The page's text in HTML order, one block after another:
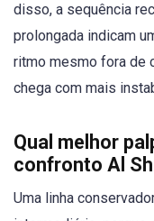
disso, a sequência
prolongada indicam
ritmo mesmo fora de
chega com mais
Qual melhor
confronto Al
Uma linha